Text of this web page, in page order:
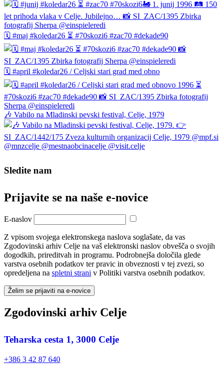
🗓️ #maj #koledar26 ⏳ #70skozi6 #zac70 #dekade90
🗓️ #april #koledar26 / Celjski stari grad med obno
🎶 Vabilo na Mladinski pevski festival, Celje, 1979
Sledite nam
Prijavite se na naše e‑novice
E-naslov
Z vpisom svojega elektronskega naslova soglašate, da vas
Zgodovinski arhiv Celje na vaš elektronski naslov obvešča o svojih
dogodkih, prireditvah in programu. Podrobnejša določila glede
varstva osebnih podatkov ter pravic in obveznosti v tej zvezi, so
opredeljena na spletni strani v Politiki varstva osebnih podatkov.
Želim se prijaviti na e-novice
Zgodovinski arhiv Celje
Teharska cesta 1, 3000 Celje
+386 3 42 87 640